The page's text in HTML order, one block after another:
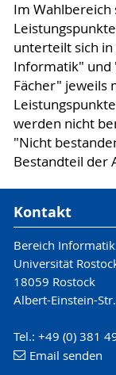
Im Wahlbereich
unterteilt sich
Informatik" und
Fächer" jeweils
werden nicht
"Nicht
Bestandteil der
Kontakt
Bereich Informatik
Universität
18059 Rostock
Albert-Einstein-
Tel.: +49 (0) 381
Email senden